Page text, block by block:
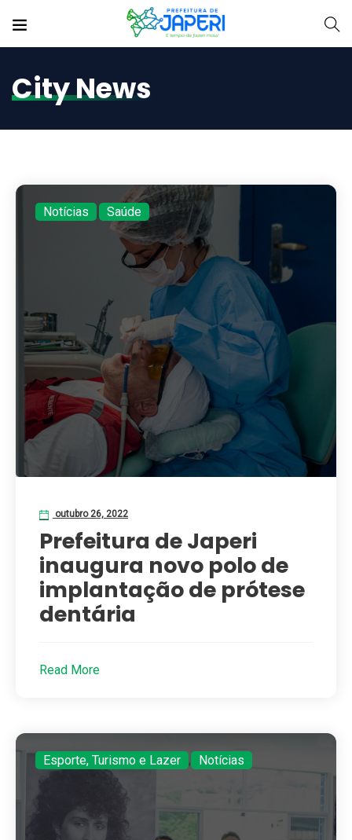
City News
Notícias Saúde
outubro 26, 2022
Prefeitura de Japeri
inaugura novo polo de
implantação de prótese
dentária
Read More
Esporte, Turismo e Lazer , Notícias